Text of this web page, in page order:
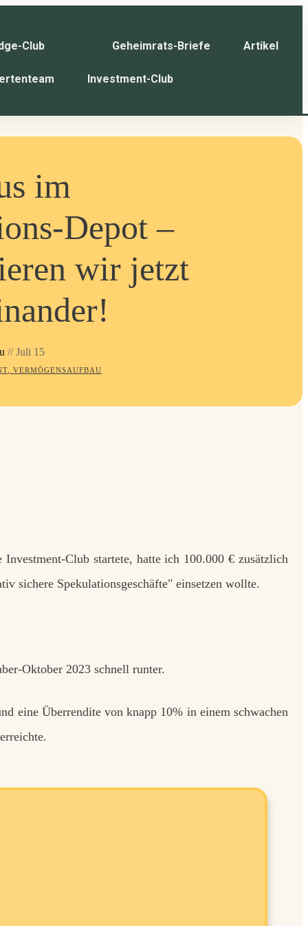
Club Geheimrats-Briefe Artikel
Investment-Club
im
Depot –
wir jetzt
//Juli 15
,VERMÖGENSAUFBAU
Club startete, hatte ich 100.000 € zusätzlich
sichere Spekulationsgeschäfte" einsetzen wollte.
Oktober 2023 schnell runter.
eine Überrendite von knapp 10% in einem schwachen